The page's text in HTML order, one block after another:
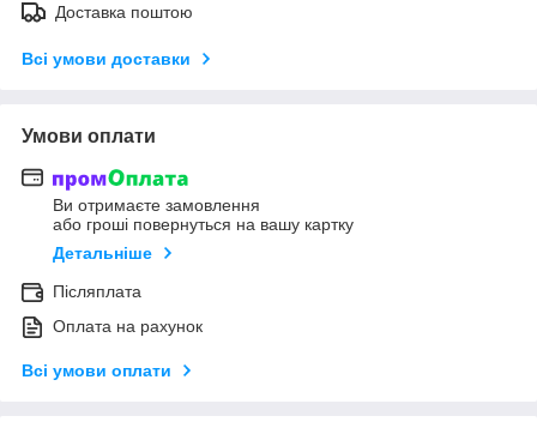
Доставка поштою
Всі умови доставки
Умови оплати
Ви отримаєте замовлення
або гроші повернуться на вашу картку
Детальніше
Післяплата
Оплата на рахунок
Всі умови оплати